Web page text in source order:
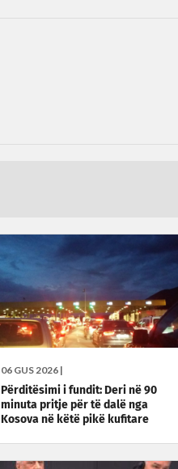
06 GUS 2026 |
Përditësimi i fundit: Deri në 90
minuta pritje për të dalë nga
Kosova në këtë pikë kufitare